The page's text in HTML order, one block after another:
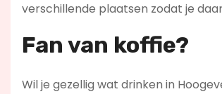
verschillende plaatsen zodat je
Fan van koffie?
Wil je gezellig wat drinken in